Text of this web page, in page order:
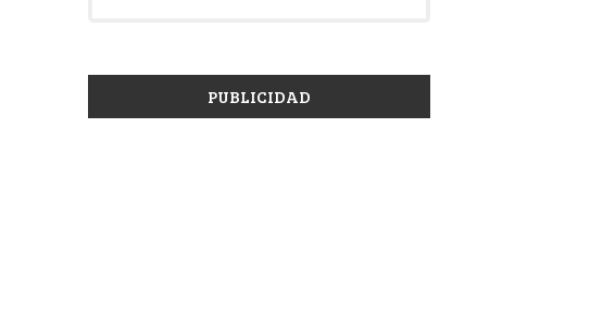
PUBLICIDAD